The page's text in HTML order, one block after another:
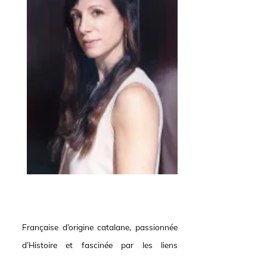
Française d’origine catalane, passionnée
d’Histoire et fascinée par les liens